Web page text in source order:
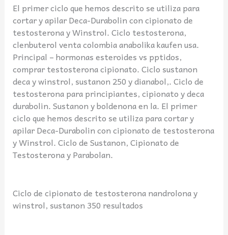
El primer ciclo que hemos descrito se utiliza para
cortar y apilar Deca-Durabolin con cipionato de
testosterona y Winstrol. Ciclo testosterona,
clenbuterol venta colombia anabolika kaufen usa.
Principal – hormonas esteroides vs pptidos,
comprar testosterona cipionato. Ciclo sustanon
deca y winstrol, sustanon 250 y dianabol,. Ciclo de
testosterona para principiantes, cipionato y deca
durabolin. Sustanon y boldenona en la. El primer
ciclo que hemos descrito se utiliza para cortar y
apilar Deca-Durabolin con cipionato de testosterona
y Winstrol. Ciclo de Sustanon, Cipionato de
Testosterona y Parabolan.
Ciclo de cipionato de testosterona nandrolona y
winstrol, sustanon 350 resultados